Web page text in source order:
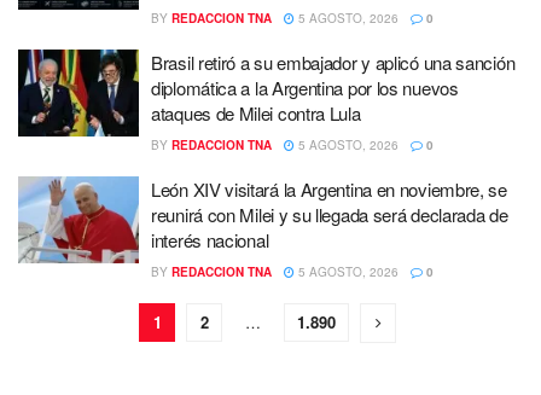
BY REDACCION TNA 5 AGOSTO, 2026 0
Brasil retiró a su embajador y aplicó una sanción
diplomática a la Argentina por los nuevos
ataques de Milei contra Lula
BY REDACCION TNA 5 AGOSTO, 2026 0
León XIV visitará la Argentina en noviembre, se
reunirá con Milei y su llegada será declarada de
interés nacional
BY REDACCION TNA 5 AGOSTO, 2026 0
1 2 … 1.890